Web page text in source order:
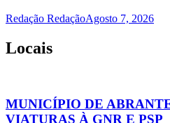
Redação RedaçãoAgosto 7, 2026
Locais
MUNICÍPIO DE
VIATURAS À GNR E PSP